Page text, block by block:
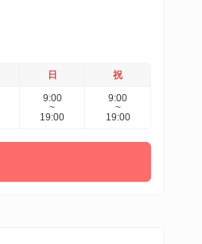
日 祝
9:00
~
19:00
9:00
~
19:00